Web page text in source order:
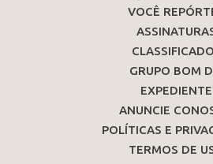
VOCÊ
GRUPO BOM
EXPEDIENTE
ANUNCIE
POLÍTICAS E
TERMOS DE